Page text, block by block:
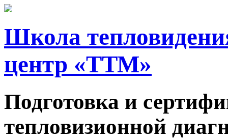
Школа
центр «ТТМ»
Подготовка и
тепловизионной